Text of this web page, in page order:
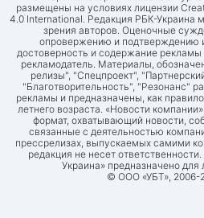
размещены на условиях лицензии
4.0 International. Редакция РБК-Украина
зрения авторов. Оценочные
опровержению и подтверждению
достоверность и содержание рекламы
рекламодатель. Материалы,
релизы", "Спецпроект",
"Благотворительность", "Резонанс"
рекламы и предназначены, как
летнего возраста. «Новости
формат, охватывающий новости,
связанные с деятельностью
прессрелизах, выпускаемых самими
редакция не несет
Украина» предназначено для
© ООО «УБТ», 2006-